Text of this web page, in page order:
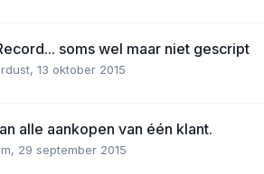
soms wel maar niet gescript
, 13 oktober 2015
alle aankopen van één klant.
, 29 september 2015